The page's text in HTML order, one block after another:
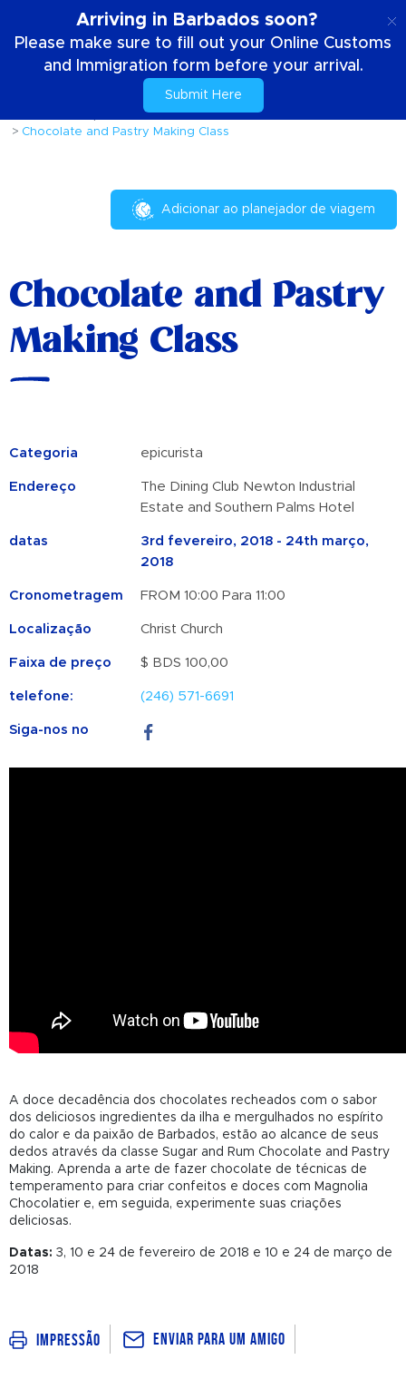
Arriving in Barbados soon?
Please make sure to fill out your Online Customs
and Immigration form before your arrival.
Submit Here
Coisas para fazer
Eventos e Festivais
Chocolate and Pastry Making Class
Adicionar ao planejador de viagem
Chocolate and Pastry
Making Class
Categoria epicurista
Endereço
The Dining Club Newton Industrial
Estate and Southern Palms Hotel
datas
3rd fevereiro, 2018 - 24th março,
2018
Cronometragem FROM 10:00 Para 11:00
Localização Christ Church
Faixa de preço $ BDS 100,00
telefone: (246) 571-6691
Siga-nos no
A doce decadência dos chocolates recheados com o sabor
dos deliciosos ingredientes da ilha e mergulhados no espírito
do calor e da paixão de Barbados, estão ao alcance de seus
dedos através da classe Sugar and Rum Chocolate and Pastry
Making. Aprenda a arte de fazer chocolate de técnicas de
temperamento para criar confeitos e doces com Magnolia
Chocolatier e, em seguida, experimente suas criações
deliciosas.
Datas: 3, 10 e 24 de fevereiro de 2018 e 10 e 24 de março de
2018
Impressão Enviar para um amigo